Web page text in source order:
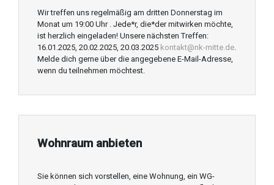
Wir treffen uns regelmäßig am dritten Donnerstag im
Monat um 19:00 Uhr . Jede*r, die*der mitwirken möchte,
ist herzlich eingeladen! Unsere nächsten Treffen:
16.01.2025, 20.02.2025, 20.03.2025 kontakt@nk-mitte.de
Melde dich gerne über die angegebene E-Mail-Adresse,
wenn du teilnehmen möchtest.
Wohnraum anbieten
Sie können sich vorstellen, eine Wohnung, ein WG-